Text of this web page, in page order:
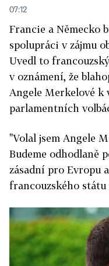
07:12
Francie a Německo
spolupráci v zájmu
Uvedl to
v oznámení, že
Angele Merkelové
parlamentních
"Volal jsem Angele
Budeme odhodlaně
zásadní pro Evropu
francouzského